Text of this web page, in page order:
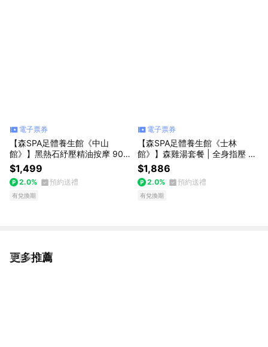
電子票券
【森SPA足體養生館《中山
館》】黑熱石紓壓精油按摩 90
min 享樂券
$1,499
2.0% 預約送禮
有兌換期
電子票券
【森SPA足體養生館《士林
館》】森雞湯套餐 | 全身指壓 10
0 min 享樂券
$1,886
2.0% 預約送禮
有兌換期
更多推薦
看更多